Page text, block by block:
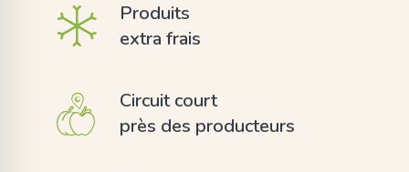
Produits
extra frais
Circuit court
près des producteurs